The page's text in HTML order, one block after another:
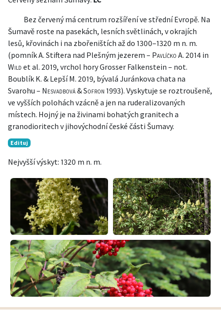
Bez červený má centrum rozšíření ve střední Evropě. Na
Šumavě roste na pasekách, lesních světlinách, v okrajích
lesů, křovinách i na zbořeništích až do 1300–1320 m n. m.
(pomník A. Stiftera nad Plešným jezerem – Pavlíčko A. 2014 in
Wild et al. 2019, vrchol hory Grosser Falkenstein – not.
Boublík K. & Lepší M. 2019, bývalá Juránkova chata na
Svarohu – Nesvadbová & Sofron 1993). Vyskytuje se roztroušeně,
ve vyšších polohách vzácně a jen na ruderalizovaných
místech. Hojný je na živinami bohatých granitech a
granodioritech v jihovýchodní české části Šumavy.
Edituj
Nejvyšší výskyt: 1320 m n. m.